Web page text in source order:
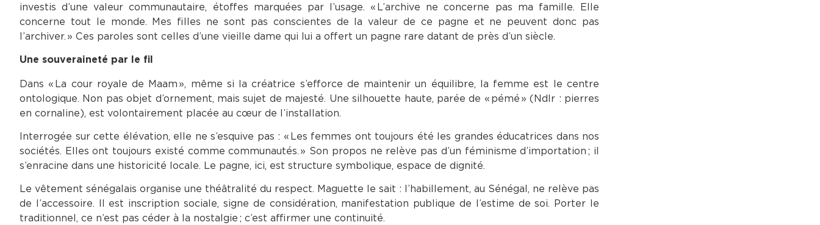
investis d’une valeur communautaire, étoffes marquées par l’usage. « L’archive ne concerne pas ma famille. Elle
concerne tout le monde. Mes filles ne sont pas conscientes de la valeur de ce pagne et ne peuvent donc pas
l’archiver. » Ces paroles sont celles d’une vieille dame qui lui a offert un pagne rare datant de près d’un siècle.
Une souveraineté par le fil
Dans « La cour royale de Maam », même si la créatrice s’efforce de maintenir un équilibre, la femme est le centre
ontologique. Non pas objet d’ornement, mais sujet de majesté. Une silhouette haute, parée de « pémé » (Ndlr : pierres
en cornaline), est volontairement placée au cœur de l’installation.
Interrogée sur cette élévation, elle ne s’esquive pas : « Les femmes ont toujours été les grandes éducatrices dans nos
sociétés. Elles ont toujours existé comme communautés. » Son propos ne relève pas d’un féminisme d’importation ; il
s’enracine dans une historicité locale. Le pagne, ici, est structure symbolique, espace de dignité.
Le vêtement sénégalais organise une théâtralité du respect. Maguette le sait : l’habillement, au Sénégal, ne relève pas
de l’accessoire. Il est inscription sociale, signe de considération, manifestation publique de l’estime de soi. Porter le
traditionnel, ce n’est pas céder à la nostalgie ; c’est affirmer une continuité.